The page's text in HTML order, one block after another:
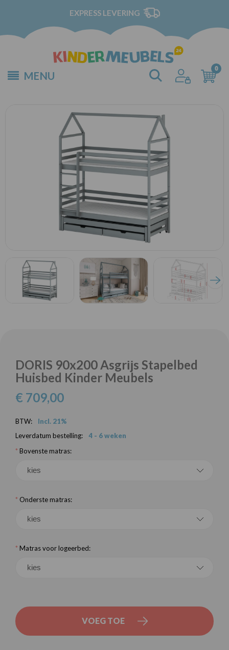
EXPRESS LEVERING
MENU
DORIS 90x200 Asgrĳs Stapelbed
Huisbed Kinder Meubels
€ 709,00
BTW:
Incl. 21%
Leverdatum bestelling:
4 - 6 weken
* Bovenste matras:
* Onderste matras:
* Matras voor logeerbed:
VOEG TOE